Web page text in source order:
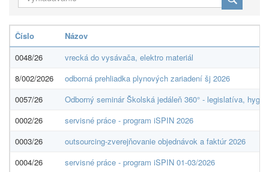
Číslo
Názov
0048/26
vrecká do vysávača, elektro materiál
8/002/2026
odborná prehliadka plynových zariadení šj 2026
0057/26
Odborný seminár Školská jedáleň 360° - legislatíva,
0002/26
servisné práce - program iSPIN 2026
0003/26
outsourcing-zverejňovanie objednávok a faktúr 2026
0004/26
servisné práce - program iSPIN 01-03/2026